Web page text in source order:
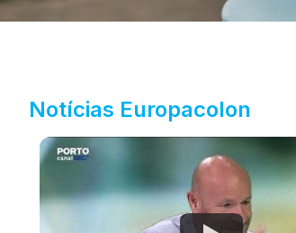
Notícias Europacolon